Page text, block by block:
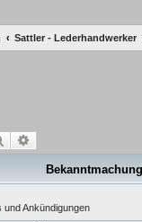
Sattler - Lederhandwerker
Suche
und Ankündigungen